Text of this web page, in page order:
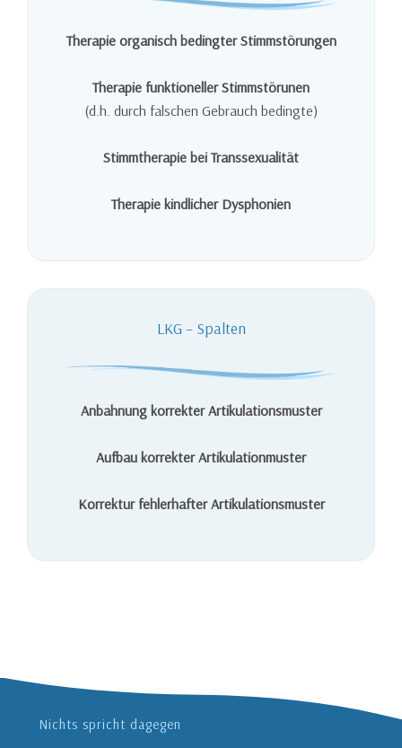
Therapie organisch bedingter Stimmstörungen
Therapie funktioneller Stimmstörunen
(d.h. durch falschen Gebrauch bedingte)
Stimmtherapie bei Transsexualität
Therapie kindlicher Dysphonien
LKG – Spalten
Anbahnung korrekter Artikulationsmuster
Aufbau korrekter Artikulationmuster
Korrektur fehlerhafter Artikulationsmuster
Nichts spricht dagegen